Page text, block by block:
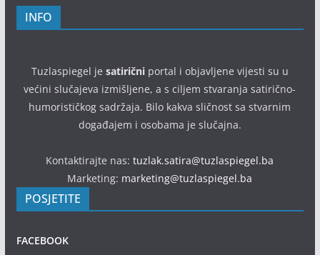
INFO
Tuzlaspiegel je satiričniportal i objavljene vijesti su u
većini slučajeva izmišljene, a s ciljem stvaranja satirično-
humorističkog sadržaja. Bilo kakva sličnost sa stvarnim
događajem i osobama je slučajna.
Kontaktirajte nas:tuzlak.satira@tuzlaspiegel.ba
Marketing: marketing@tuzlaspiegel.ba
POSJETITE
FACEBOOK